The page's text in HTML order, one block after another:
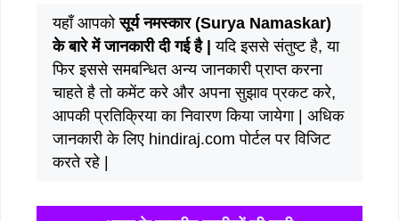
यहाँ आपकोसूर्य नमस्कार (Surya Namaskar)
के बारे में जानकारी दी गई है | यदि इससे संतुष्ट है, या
फिर इससे समबन्धित अन्य जानकारी प्राप्त करना
चाहते है तो कमेंट करे और अपना सुझाव प्रकट करे,
आपकी प्रतिक्रिया का निवारण किया जायेगा | अधिक
जानकारी के लिए hindiraj.com पोर्टल पर विजिट
करते रहे |